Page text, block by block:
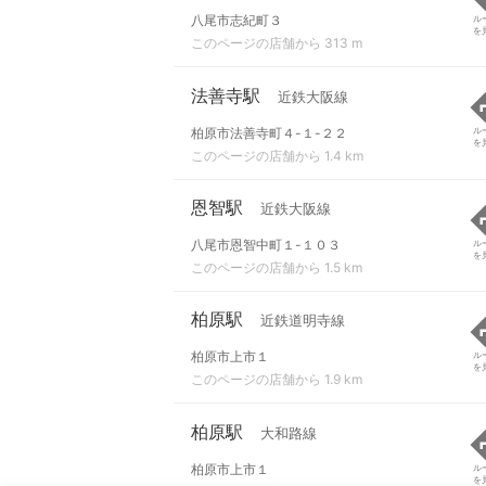
八尾市志紀町３
このページの店舗から 313 m
ル
を
法善寺駅 近鉄大阪線
柏原市法善寺町４-１-２２
このページの店舗から 1.4 km
ル
を
恩智駅 近鉄大阪線
八尾市恩智中町１-１０３
このページの店舗から 1.5 km
ル
を
柏原駅 近鉄道明寺線
柏原市上市１
このページの店舗から 1.9 km
ル
を
柏原駅 大和路線
柏原市上市１
ル
を